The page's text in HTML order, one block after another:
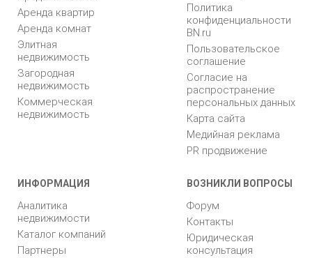
Аренда квартир
Аренда комнат
Элитная
недвижимость
Загородная
недвижимость
Коммерческая
недвижимость
Политика
конфиденциальности
BN.ru
Пользовательское
соглашение
Согласие на
распространение
персональных данных
Карта сайта
Медийная реклама
PR продвижение
ИНФОРМАЦИЯ
Аналитика
недвижимости
Каталог компаний
Партнеры
ВОЗНИКЛИ ВОПРОСЫ
Форум
Контакты
Юридическая
консультация